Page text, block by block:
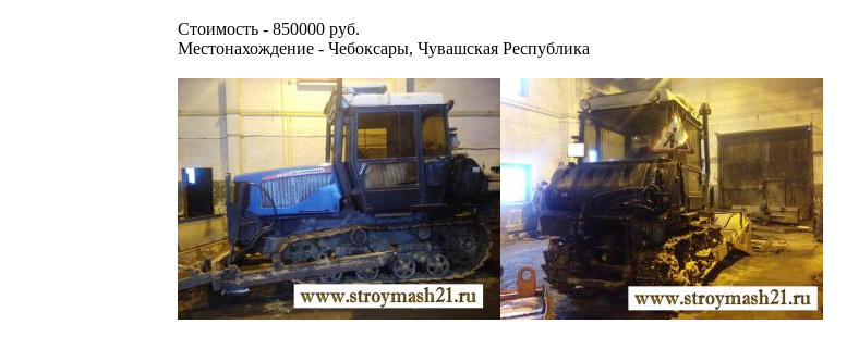
Стоимость - 850000 руб.
Местонахождение - Чебоксары, Чувашская Республика